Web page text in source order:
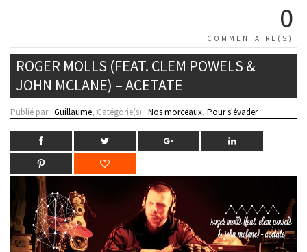
0
COMMENTAIRE(S)
ROGER MOLLS (FEAT. CLEM POWELS &
JOHN MCLANE) – ACETATE
Publié par : Guillaume, Catégorie(s) : Nos morceaux, Pour s'évader